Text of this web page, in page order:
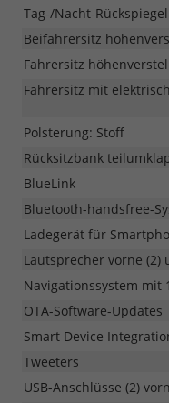
Tag-/Nacht-Rückspiegel
Beifahrersitz
Fahrersitz
Fahrersitz mit
Polsterung: Stoff
Rücksitzbank
BlueLink
Bluetooth-handsfree-
Ladegerät für
Lautsprecher vorne (2)
Navigationssystem mit
OTA-Software-Updates
Smart Device
Tweeters
USB-Anschlüsse (2) vorn